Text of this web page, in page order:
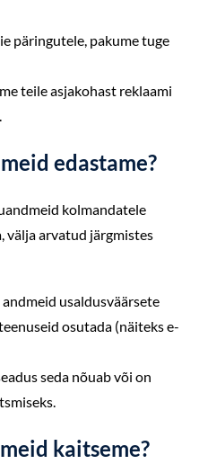
päringutele, pakume tuge
teile asjakohast reklaami
edastame?
kolmandatele
välja arvatud järgmistes
andmeid usaldusväärsete
osutada (näiteks e-
seda nõuab või on
kaitseme?